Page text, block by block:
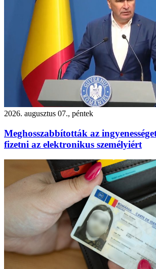
2026. augusztus 07., péntek
Meghosszabbították az
fizetni az elektronikus személyiért